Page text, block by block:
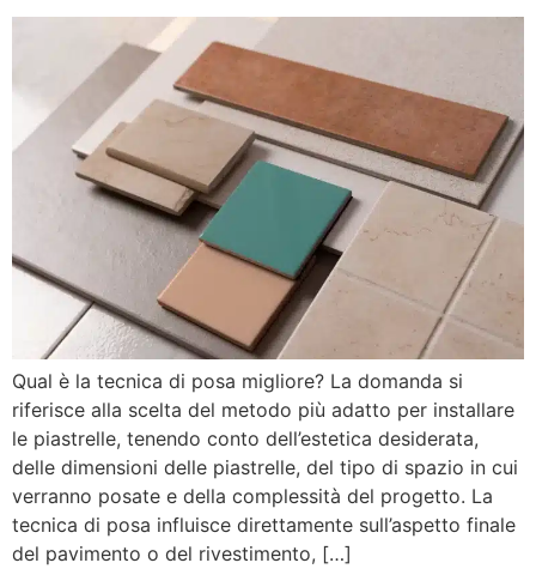
Qual è la tecnica di posa migliore? La domanda si
riferisce alla scelta del metodo più adatto per installare
le piastrelle, tenendo conto dell’estetica desiderata,
delle dimensioni delle piastrelle, del tipo di spazio in cui
verranno posate e della complessità del progetto. La
tecnica di posa influisce direttamente sull’aspetto finale
del pavimento o del rivestimento, […]